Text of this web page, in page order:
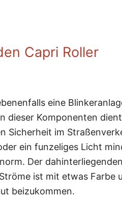
Capri Roller
eine
dieser Komponenten
Sicherheit im
ein funzeliges Licht
Der
ist mit etwas Farbe
beizukommen.